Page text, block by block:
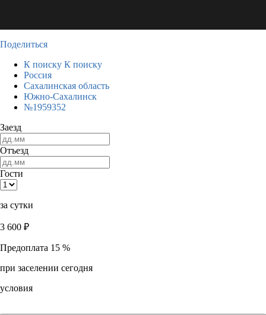
Поделиться
К поиску К поиску
Россия
Сахалинская область
Южно-Сахалинск
№1959352
Заезд
Отъезд
Гости
за сутки
3 600 ₽
Предоплата 15 %
при заселении сегодня
условия